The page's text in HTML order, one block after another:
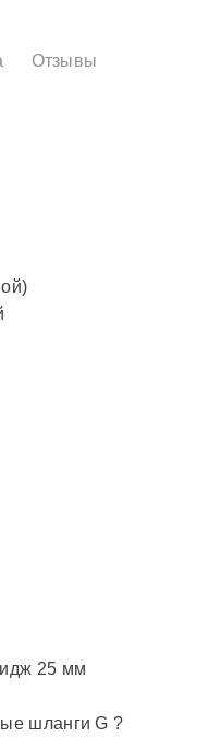
Отзывы
25 мм
шланги G ?